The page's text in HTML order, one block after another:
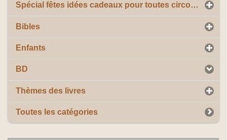
Spécial fêtes idées cadeaux pour toutes circonstances
Bibles
Enfants
BD
Thèmes des livres
Toutes les catégories